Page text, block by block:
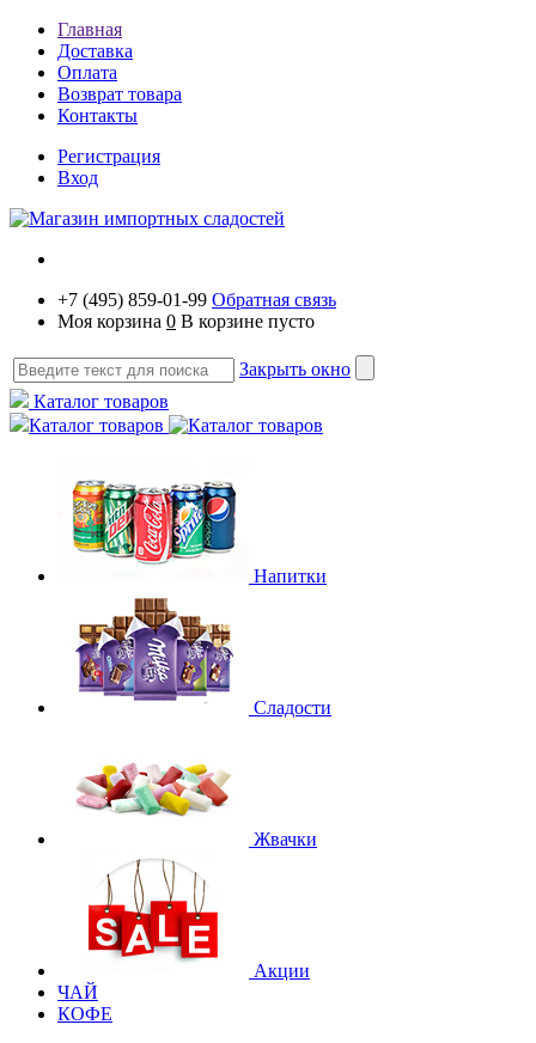
Главная
Доставка
Оплата
Возврат товара
Контакты
Регистрация
Вход
+7 (495) 859-01-99 Обратная связь
Моя корзина 0 В корзине пусто
Закрыть окно
Каталог товаров
Каталог товаров
Напитки
Сладости
Жвачки
Акции
ЧАЙ
КОФЕ